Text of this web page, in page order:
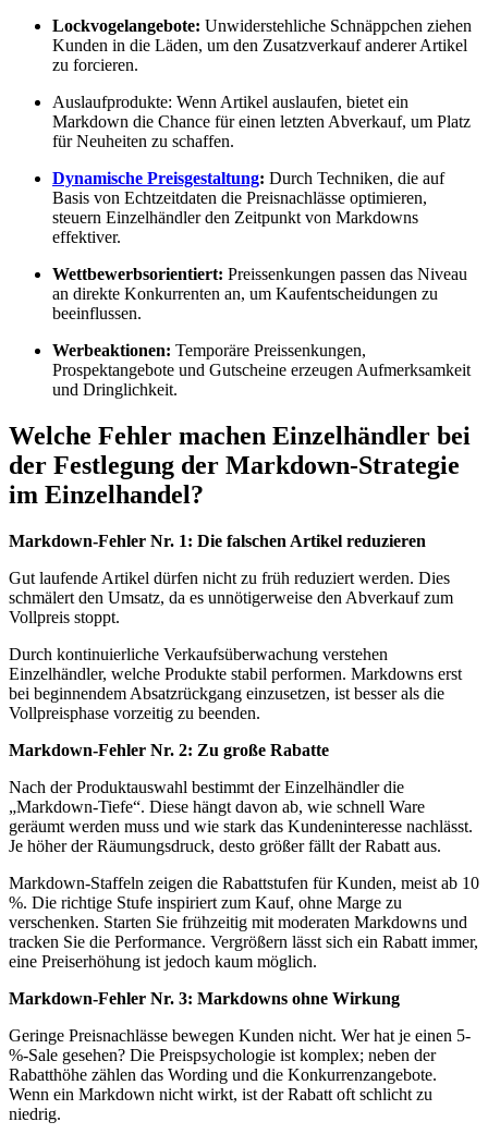
Lockvogelangebote: Unwiderstehliche Schnäppchen ziehen
Kunden in die Läden, um den Zusatzverkauf anderer Artikel
zu forcieren.
Auslaufprodukte: Wenn Artikel auslaufen, bietet ein
Markdown die Chance für einen letzten Abverkauf, um Platz
für Neuheiten zu schaffen.
Dynamische Preisgestaltung: Durch Techniken, die auf
Basis von Echtzeitdaten die Preisnachlässe optimieren,
steuern Einzelhändler den Zeitpunkt von Markdowns
effektiver.
Wettbewerbsorientiert: Preissenkungen passen das Niveau
an direkte Konkurrenten an, um Kaufentscheidungen zu
beeinflussen.
Werbeaktionen: Temporäre Preissenkungen,
Prospektangebote und Gutscheine erzeugen Aufmerksamkeit
und Dringlichkeit.
Welche Fehler machen Einzelhändler bei
der Festlegung der Markdown-Strategie
im Einzelhandel?
Markdown-Fehler Nr. 1: Die falschen Artikel reduzieren
Gut laufende Artikel dürfen nicht zu früh reduziert werden. Dies
schmälert den Umsatz, da es unnötigerweise den Abverkauf zum
Vollpreis stoppt.
Durch kontinuierliche Verkaufsüberwachung verstehen
Einzelhändler, welche Produkte stabil performen. Markdowns erst
bei beginnendem Absatzrückgang einzusetzen, ist besser als die
Vollpreisphase vorzeitig zu beenden.
Markdown-Fehler Nr. 2: Zu große Rabatte
Nach der Produktauswahl bestimmt der Einzelhändler die
„Markdown-Tiefe“. Diese hängt davon ab, wie schnell Ware
geräumt werden muss und wie stark das Kundeninteresse nachlässt.
Je höher der Räumungsdruck, desto größer fällt der Rabatt aus.
Markdown-Staffeln zeigen die Rabattstufen für Kunden, meist ab 10
%. Die richtige Stufe inspiriert zum Kauf, ohne Marge zu
verschenken. Starten Sie frühzeitig mit moderaten Markdowns und
tracken Sie die Performance. Vergrößern lässt sich ein Rabatt immer,
eine Preiserhöhung ist jedoch kaum möglich.
Markdown-Fehler Nr. 3: Markdowns ohne Wirkung
Geringe Preisnachlässe bewegen Kunden nicht. Wer hat je einen 5-
%-Sale gesehen? Die Preispsychologie ist komplex; neben der
Rabatthöhe zählen das Wording und die Konkurrenzangebote.
Wenn ein Markdown nicht wirkt, ist der Rabatt oft schlicht zu
niedrig.